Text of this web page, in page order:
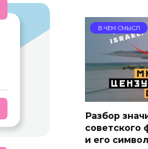
В ЧЕМ СМЫСЛ
Разбор
советского
и его